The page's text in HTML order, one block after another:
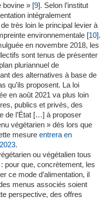
bovine » [9]. Selon l’institut
intégralement
très loin le principal levier à
environnementale [10].
en novembre 2018, les
sont tenus de présenter
pluriannuel de
des alternatives à base de
qu’ils proposent. La loi
en août 2021 va plus loin
publics et privés, des
de l’État […] à proposer
végétarien » dès lors que
mesure entrera en
.
ou végétalien tous
pour que, concrètement, les
ce mode d’alimentation, il
menus associés soient
perspective, des offres